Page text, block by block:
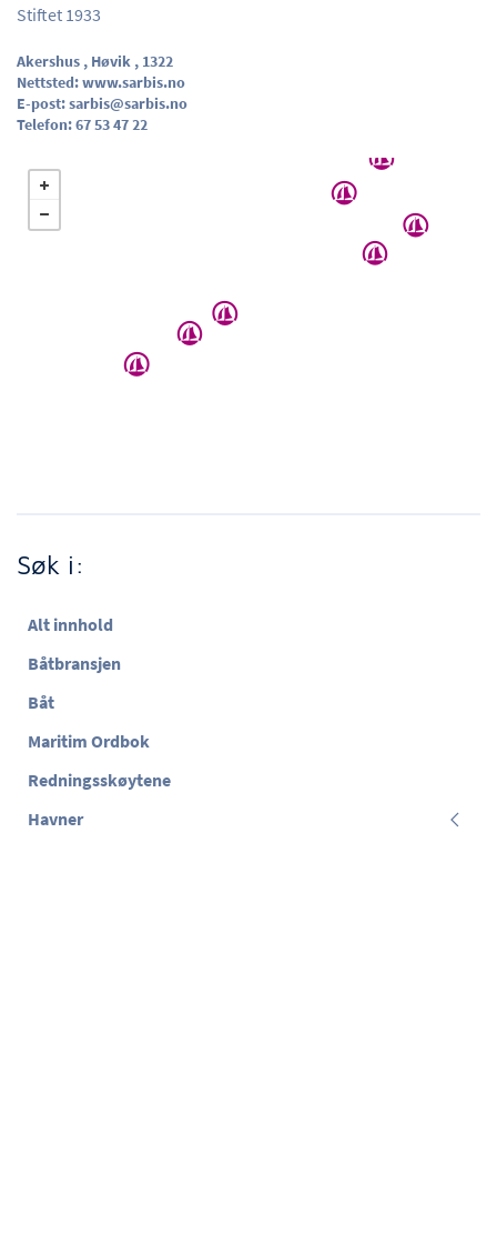
Stiftet 1933
Akershus , Høvik , 1322
Nettsted:www.sarbis.no
E-post:sarbis@sarbis.no
Telefon:67 53 47 22
Søk i:
Alt innhold
Båtbransjen
Båt
Maritim Ordbok
Redningsskøytene
Havner